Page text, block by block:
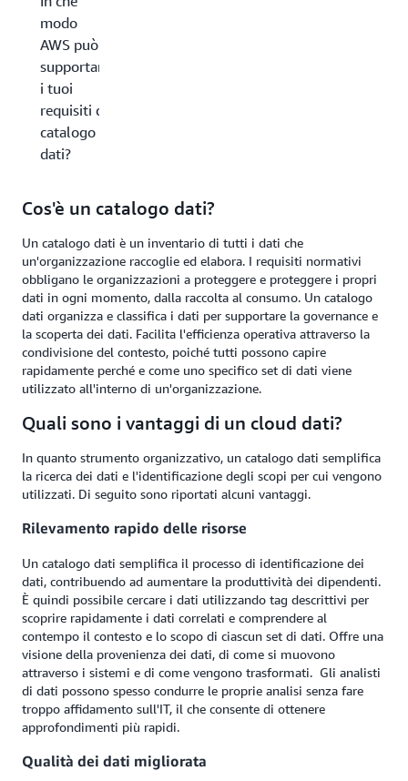
modo
AWS può
supportare
i tuoi
requisiti di
catalogo
dati?
Cos'è un catalogo dati?
Un catalogo dati è un inventario di tutti i dati che
un'organizzazione raccoglie ed elabora. I requisiti normativi
obbligano le organizzazioni a proteggere e proteggere i propri
dati in ogni momento, dalla raccolta al consumo. Un catalogo
dati organizza e classifica i dati per supportare la governance e
la scoperta dei dati. Facilita l'efficienza operativa attraverso la
condivisione del contesto, poiché tutti possono capire
rapidamente perché e come uno specifico set di dati viene
utilizzato all'interno di un'organizzazione.
Quali sono i vantaggi di un cloud dati?
In quanto strumento organizzativo, un catalogo dati semplifica
la ricerca dei dati e l'identificazione degli scopi per cui vengono
utilizzati. Di seguito sono riportati alcuni vantaggi.
Rilevamento rapido delle risorse
Un catalogo dati semplifica il processo di identificazione dei
dati, contribuendo ad aumentare la produttività dei dipendenti.
È quindi possibile cercare i dati utilizzando tag descrittivi per
scoprire rapidamente i dati correlati e comprendere al
contempo il contesto e lo scopo di ciascun set di dati. Offre una
visione della provenienza dei dati, di come si muovono
attraverso i sistemi e di come vengono trasformati. Gli analisti
di dati possono spesso condurre le proprie analisi senza fare
troppo affidamento sull'IT, il che consente di ottenere
approfondimenti più rapidi.
Qualità dei dati migliorata